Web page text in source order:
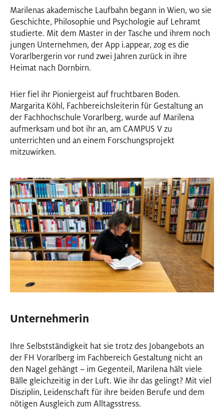
Marilenas akademische Laufbahn begann in Wien, wo sie
Geschichte, Philosophie und Psychologie auf Lehramt
studierte. Mit dem Master in der Tasche und ihrem noch
jungen Unternehmen, der App i.appear, zog es die
Vorarlbergerin vor rund zwei Jahren zurück in ihre
Heimat nach Dornbirn.
Hier fiel ihr Pioniergeist auf fruchtbaren Boden.
Margarita Köhl, Fachbereichsleiterin für Gestaltung an
der Fachhochschule Vorarlberg, wurde auf Marilena
aufmerksam und bot ihr an, am CAMPUS V zu
unterrichten und an einem Forschungsprojekt
mitzuwirken.
Unternehmerin
Ihre Selbstständigkeit hat sie trotz des Jobangebots an
der FH Vorarlberg im Fachbereich Gestaltung nicht an
den Nagel gehängt – im Gegenteil, Marilena hält viele
Bälle gleichzeitig in der Luft. Wie ihr das gelingt? Mit viel
Disziplin, Leidenschaft für ihre beiden Berufe und dem
nötigen Ausgleich zum Alltagsstress.